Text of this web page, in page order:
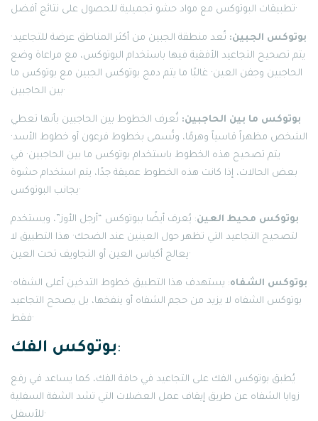
تطبيقات البوتوكس مع مواد حشو تجميلية للحصول على نتائج أفضل·
بوتوكس الجبين: تُعد منطقة الجبين من أكثر المناطق عرضة للتجاعيد·
يتم تصحيح التجاعيد الأفقية فيها باستخدام البوتوكس، مع مراعاة وضع
الحاجبين وجفن العين· غالبًا ما يتم دمج بوتوكس الجبين مع بوتوكس ما
بين الحاجبين·
بوتوكس ما بين الحاجبين: تُعرف الخطوط بين الحاجبين بأنها تعطي
الشخص مظهراً قاسياً وهرمًا، وتُسمى بخطوط فرعون أو خطوط الأسد·
يتم تصحيح هذه الخطوط باستخدام بوتوكس ما بين الحاجبين· في
بعض الحالات، إذا كانت هذه الخطوط عميقة جدًا، يتم استخدام حشوة
بجانب البوتوكس·
بوتوكس محيط العين: يُعرف أيضًا ببوتوكس “أرجل الأوز”، ويستخدم
لتصحيح التجاعيد التي تظهر حول العينين عند الضحك· هذا التطبيق لا
يعالج أكياس العين أو التجاويف تحت العين·
بوتوكس الشفاه: يستهدف هذا التطبيق خطوط التدخين أعلى الشفاه·
بوتوكس الشفاه لا يزيد من حجم الشفاه أو ينفخها، بل يصحح التجاعيد
فقط·
بوتوكس الفك:
يُطبق بوتوكس الفك على التجاعيد في حافة الفك، كما يساعد في رفع
زوايا الشفاه عن طريق إيقاف عمل العضلات التي تشد الشفة السفلية
للأسفل·